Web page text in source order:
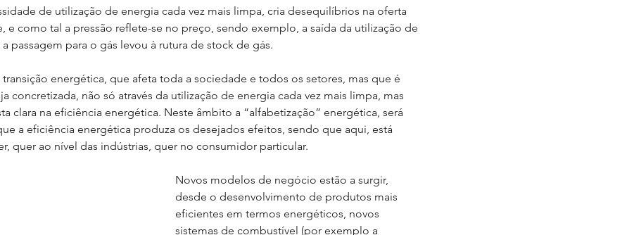
de utilização de energia cada vez mais limpa, cria desequilíbrios na oferta
e como tal a pressão reflete-se no preço, sendo exemplo, a saída da utilização de
passagem para o gás levou à rutura de stock de gás.
energética, que afeta toda a sociedade e todos os setores, mas que é
concretizada, não só através da utilização de energia cada vez mais limpa, mas
clara na eficiência energética. Neste âmbito a “alfabetização” energética, será
a eficiência energética produza os desejados efeitos, sendo que aqui, está
quer ao nível das indústrias, quer no consumidor particular.
Novos modelos de negócio estão a surgir,
desde o desenvolvimento de produtos mais
eficientes em termos energéticos, novos
sistemas de combustível (por exemplo a